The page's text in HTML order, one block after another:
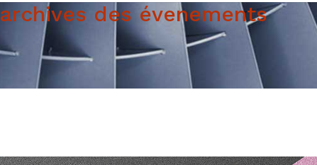
archives des évenements